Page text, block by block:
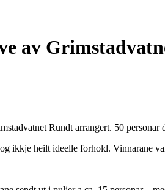
av
Rundt arrangert. 50 personar
ikkje heilt ideelle forhold. Vinnarane